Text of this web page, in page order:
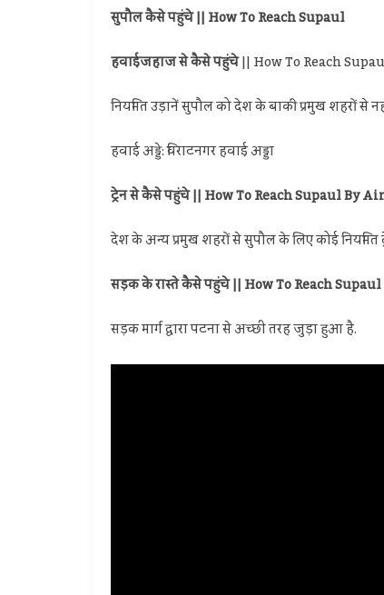
सुपौल कैसे पहुंचे || How To Reach Supaul
हवाईजहाज सेकैसे पहुंचे|| How To Reach
नियमित उड़ानें सुपौल को देश के बाकी प्रमुख शहरों से
हवाई अड्डे: विराटनगर हवाई अड्डा
ट्रेन से कैसे पहुंचे || How To Reach Supaul By
देश के अन्य प्रमुख शहरों से सुपौल के लिए कोई नियमित
सड़क के रास्तेकैसे पहुंचे || How To Reach
सड़क मार्ग द्वारा पटना से अच्छी तरह जुड़ा हुआ है.